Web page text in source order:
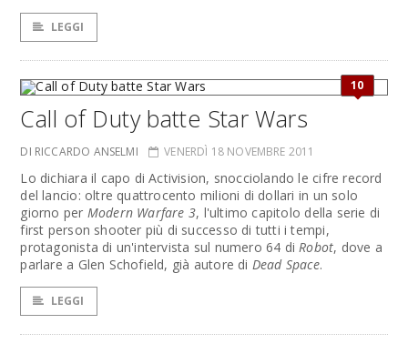
LEGGI
10
Call of Duty batte Star Wars
DI RICCARDO ANSELMI VENERDÌ 18 NOVEMBRE 2011
Lo dichiara il capo di Activision, snocciolando le cifre record
del lancio: oltre quattrocento milioni di dollari in un solo
giorno per Modern Warfare 3, l'ultimo capitolo della serie di
first person shooter più di successo di tutti i tempi,
protagonista di un'intervista sul numero 64 diRobot, dove a
parlare a Glen Schofield, già autore di Dead Space.
LEGGI